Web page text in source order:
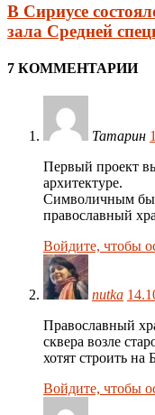
В Сириусе
зала Средней
7 КОММЕНТАРИИ
Татарин
Первый проект
архитектуре.
Символичным
православный
Войдите, чтобы
nutka
Православный
сквера возле
хотят строить на
Войдите, чтобы